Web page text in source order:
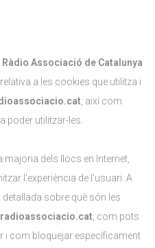
Ràdio Associació de Catalunya
a les cookies que utilitza i
, així com
poder utilitzar-les.
majoria dels llocs en Internet,
l'experiència de l'usuari. A
sobre què són les
radioassociacio.cat , com pots
i com bloquejar específicament